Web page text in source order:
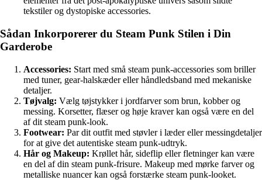
tekstiler og dystopiske accessories.
Sådan Inkorporerer du Steam Punk Stilen i Din
Garderobe
Accessories: Start med små steam punk-accessories som briller
med tuner, gear-halskæder eller håndledsband med mekaniske
detaljer.
Tøjvalg: Vælg tøjstykker i jordfarver som brun, kobber og
messing. Korsetter, flæser og høje kraver kan også være en del
af dit steam punk-look.
Footwear: Par dit outfit med støvler i læder eller messingdetaljer
for at give det autentiske steam punk-udtryk.
Hår og Makeup: Krøllet hår, sideflip eller fletninger kan være
en del af din steam punk-frisure. Makeup med mørke farver og
metalliske nuancer kan også forstærke steam punk-looket.